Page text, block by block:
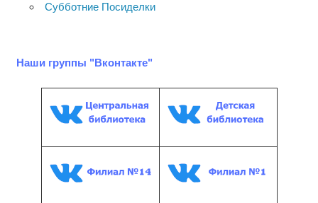
Субботние Посиделки
Наши группы "Вконтакте"